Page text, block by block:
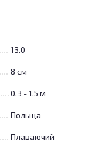
13.0
8 см
0.3 - 1.5 м
Польща
Плаваючий